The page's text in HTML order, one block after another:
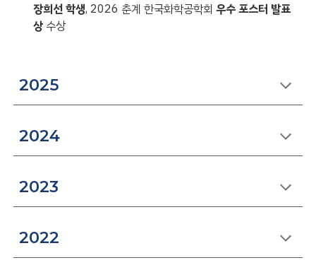
장희선학생, 2026 춘계한국화학공학회우수 포스터 발표
상 수상
2025
2024
2023
2022